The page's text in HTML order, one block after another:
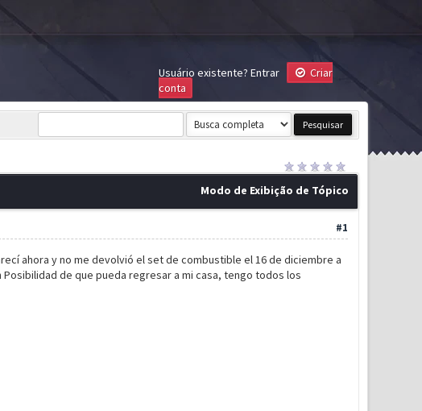
Usuário existente? Entrar
Criar
conta
Modo de Exibição de Tópico
#1
ahora y no me devolvió el set de combustible el 16 de diciembre a
de que pueda regresar a mi casa, tengo todos los